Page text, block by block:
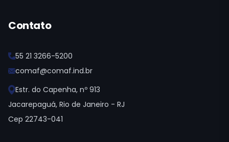
Contato
55 21 3266-5200
comaf@comaf.ind.br
Estr. do Capenha, nº 913
Jacarepaguá, Rio de Janeiro - RJ
Cep 22743-041